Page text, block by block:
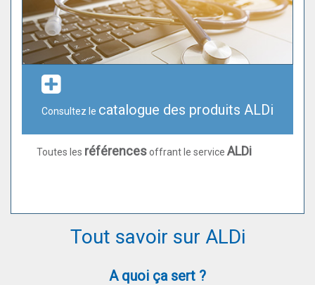
Consultez le catalogue des produits ALDi
Toutes les référencesoffrant le service ALDi
Tout savoir sur ALDi
A quoi ça sert ?